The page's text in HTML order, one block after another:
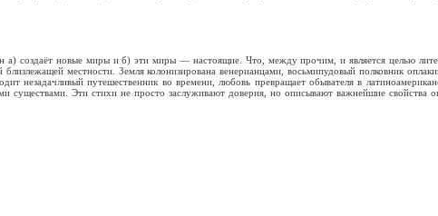
создаёт новые миры и б) эти миры — настоящие. Что, между прочим, и является целью
местности. Земля колонизирована венерианцами, восьмипудовый полковник
незадачливый путешественник во времени, любовь превращает обывателя в
Эти стихи не просто заслуживают доверия, но описывают важнейшие свойства